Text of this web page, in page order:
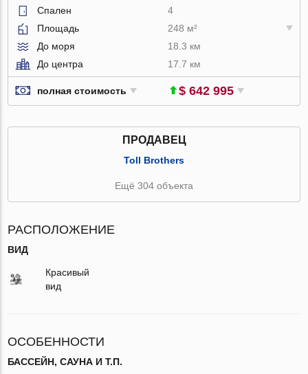
Спален
4
Площадь
248 м²
До моря
18.3 км
До центра
17.7 км
полная стоимость $ 642 995
ПРОДАВЕЦ
Toll Brothers
Ещё 304 объекта
РАСПОЛОЖЕНИЕ
ВИД
Красивый
вид
ОСОБЕННОСТИ
БАССЕЙН, САУНА И Т.П.